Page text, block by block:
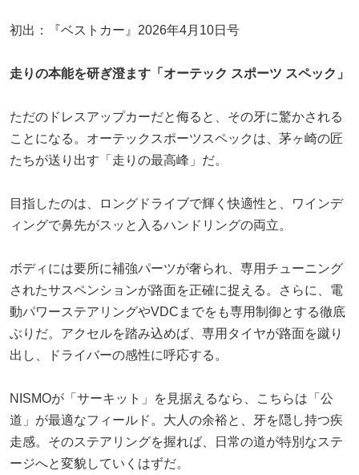
初出：『ベストカー』2026年4月10日号
走りの本能を研ぎ澄ます「オーテック スポーツ スペック」
ただのドレスアップカーだと侮ると、その牙に驚かされる
ことになる。オーテックスポーツスペックは、茅ヶ崎の匠
たちが送り出す「走りの最高峰」だ。
目指したのは、ロングドライブで輝く快適性と、ワインデ
ィングで鼻先がスッと入るハンドリングの両立。
ボディには要所に補強パーツが奢られ、専用チューニング
されたサスペンションが路面を正確に捉える。さらに、電
動パワーステアリングやVDCまでをも専用制御とする徹底
ぶりだ。アクセルを踏み込めば、専用タイヤが路面を蹴り
出し、ドライバーの感性に呼応する。
NISMOが「サーキット」を見据えるなら、こちらは「公
道」が最適なフィールド。大人の余裕と、牙を隠し持つ疾
走感。そのステアリングを握れば、日常の道が特別なステ
ージへと変貌していくはずだ。